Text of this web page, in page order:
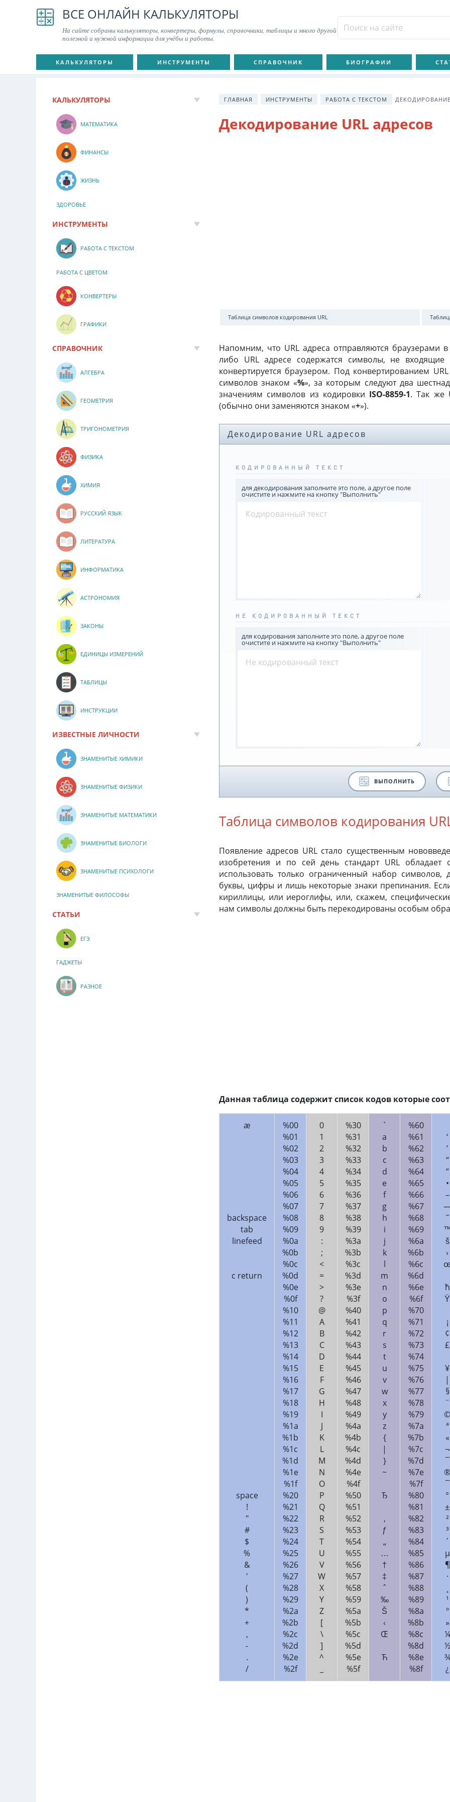
ВСЕ ОНЛАЙН КАЛЬКУЛЯТОРЫ
На сайте собраны калькуляторы, конвертеры, формулы, справочники, таблицы и много другой
полезной и нужной информации для учёбы и работы.
КАЛЬКУЛЯТОРЫ ИНСТРУМЕНТЫ СПРАВОЧНИК БИОГРАФИИ
ГЛАВНАЯ ИНСТРУМЕНТЫ РАБОТА С ТЕКСТОМ
Декодирование URL адресов
Таблица символов кодирования URL
Напомним, что URL адреса отправляются браузерами
либо URL адресе содержатся символы, не входящие
конвертируется браузером. Под конвертированием
символов знаком «%», за которым следуют два
значениям символов из кодировки ISO-8859-1. Так же
(обычно они заменяются знаком «+»).
Декодирование URL адресов
КОДИРОВАННЫЙ ТЕКСТ
для декодирования заполните это поле, а другое поле
очистите и нажмите на кнопку "Выполнить"
НЕ КОДИРОВАННЫЙ ТЕКСТ
для кодирования заполните это поле, а другое поле
очистите и нажмите на кнопку "Выполнить"
ВЫПОЛНИТЬ
Таблица символов кодирования
Появление адресов URL стало существенным
изобретения и по сей день стандарт URL
использовать только ограниченный набор
буквы, цифры и лишь некоторые знаки препинания.
кириллицы, или иероглифы, или, скажем,
нам символы должны быть перекодированы особым
Данная таблица содержит список кодов которые
æ
backspace
tab
linefeed
c return
space
!
"
#
$
%
&
'
(
)
*
+
,
-
.
/
%00
%01
%02
%03
%04
%05
%06
%07
%08
%09
%0a
%0b
%0c
%0d
%0e
%0f
%10
%11
%12
%13
%14
%15
%16
%17
%18
%19
%1a
%1b
%1c
%1d
%1e
%1f
%20
%21
%22
%23
%24
%25
%26
%27
%28
%29
%2a
%2b
%2c
%2d
%2e
%2f
0
1
2
3
4
5
6
7
8
9
:
;
<
=
>
?
@
A
B
C
D
E
F
G
H
I
J
K
L
M
N
O
P
Q
R
S
T
U
V
W
X
Y
Z
[
\
]
^
%30
%31
%32
%33
%34
%35
%36
%37
%38
%39
%3a
%3b
%3c
%3d
%3e
%3f
%40
%41
%42
%43
%44
%45
%46
%47
%48
%49
%4a
%4b
%4c
%4d
%4e
%4f
%50
%51
%52
%53
%54
%55
%56
%57
%58
%59
%5a
%5b
%5c
%5d
%5e
%5f
`
a
b
c
d
e
f
g
h
i
j
k
l
m
n
o
p
q
r
s
t
u
v
w
x
y
z
{
|
}
~
Ђ
‚
ƒ
„
…
†
‡
ˆ
‰
Š
‹
Œ
Ћ
%60
%61
%62
%63
%64
%65
%66
%67
%68
%69
%6a
%6b
%6c
%6d
%6e
%6f
%70
%71
%72
%73
%74
%75
%76
%77
%78
%79
%7a
%7b
%7c
%7d
%7e
%7f
%80
%81
%82
%83
%84
%85
%86
%87
%88
%89
%8a
%8b
%8c
%8d
%8e
%8f
‘
’
“
”
•
–
˜
š
›
ћ
Ÿ
¡
¢
£
¥
|
§
¨
©
ª
«
¬
¯
®
¯
°
±
²
³
´
µ
¶
·
¹
º
»
¼
½
¾
¿
КАЛЬКУЛЯТОРЫ
МАТЕМАТИКА
ФИНАНСЫ
ЖИЗНЬ
ЗДОРОВЬЕ
ИНСТРУМЕНТЫ
РАБОТА С ТЕКСТОМ
РАБОТА С ЦВЕТОМ
КОНВЕРТЕРЫ
ГРАФИКИ
СПРАВОЧНИК
АЛГЕБРА
ГЕОМЕТРИЯ
ТРИГОНОМЕТРИЯ
ФИЗИКА
ХИМИЯ
РУССКИЙ ЯЗЫК
ЛИТЕРАТУРА
ИНФОРМАТИКА
АСТРОНОМИЯ
ЗАКОНЫ
ЕДИНИЦЫ ИЗМЕРЕНИЙ
ТАБЛИЦЫ
ИНСТРУКЦИИ
ИЗВЕСТНЫЕ ЛИЧНОСТИ
ЗНАМЕНИТЫЕ ХИМИКИ
ЗНАМЕНИТЫЕ ФИЗИКИ
ЗНАМЕНИТЫЕ МАТЕМАТИКИ
ЗНАМЕНИТЫЕ БИОЛОГИ
ЗНАМЕНИТЫЕ ПСИХОЛОГИ
ЗНАМЕНИТЫЕ ФИЛОСОФЫ
СТАТЬИ
ЕГЭ
ГАДЖЕТЫ
РАЗНОЕ